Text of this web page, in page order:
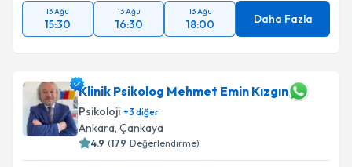
13 Ağu
15:30
13 Ağu
16:30
13 Ağu
18:00 Daha Fazla
Klinik Psikolog Mehmet Emin Kızgın
Psikoloji +3 diğer
Ankara, Çankaya
4.9 (179 Değerlendirme)